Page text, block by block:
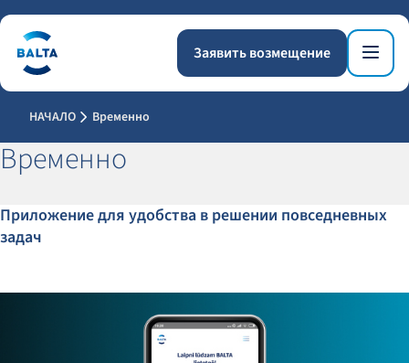
Заявить возмещение
НАЧАЛО Временно
Временно
Приложение для удобства в решении повседневных
задач